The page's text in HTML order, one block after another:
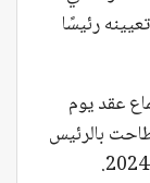
رئيسًا
عقد يوم
بالرئيس